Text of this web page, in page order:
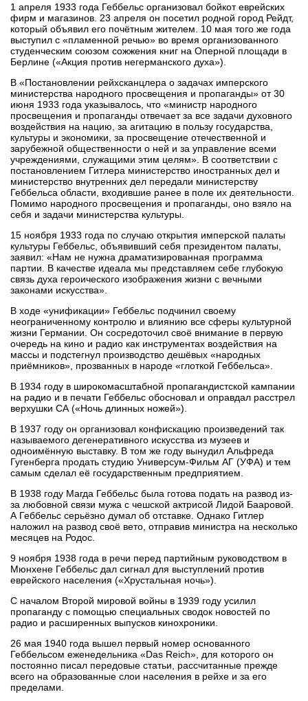
1 апреля 1933 года Геббельс организовал бойкот еврейских
фирм и магазинов. 23 апреля он посетил родной город Рейдт,
который объявил его почётным жителем. 10 мая того же года
выступил с «пламенной речью» во время организованного
студенческим союзом сожжения книг на Оперной площади в
Берлине («Акция против негерманского духа»).
В «Постановлении рейхсканцлера о задачах имперского
министерства народного просвещения и пропаганды» от 30
июня 1933 года указывалось, что «министр народного
просвещения и пропаганды отвечает за все задачи духовного
воздействия на нацию, за агитацию в пользу государства,
культуры и экономики, за просвещение отечественной и
зарубежной общественности о ней и за управление всеми
учреждениями, служащими этим целям». В соответствии с
постановлением Гитлера министерство иностранных дел и
министерство внутренних дел передали министерству
Геббельса области, входившие ранее в поле их деятельности.
Помимо народного просвещения и пропаганды, оно взяло на
себя и задачи министерства культуры.
15 ноября 1933 года по случаю открытия имперской палаты
культуры Геббельс, объявивший себя президентом палаты,
заявил: «Нам не нужна драматизированная программа
партии. В качестве идеала мы представляем себе глубокую
связь духа героического изображения жизни с вечными
законами искусства».
В ходе «унификации» Геббельс подчинил своему
неограниченному контролю и влиянию все сферы культурной
жизни Германии. Он сосредоточил своё внимание в первую
очередь на кино и радио как инструментах воздействия на
массы и подстегнул производство дешёвых «народных
приёмников», прозванных в народе «глоткой Геббельса».
В 1934 году в широкомасштабной пропагандистской кампании
на радио и в печати Геббельс обосновал и оправдал расстрел
верхушки СА («Ночь длинных ножей»).
В 1937 году он организовал конфискацию произведений так
называемого дегенеративного искусства из музеев и
одноимённую выставку. В том же году вынудил Альфреда
Гугенберга продать студию Универсум-Фильм АГ (УФА) и тем
самым сделал её государственным предприятием.
В 1938 году Магда Геббельс была готова подать на развод из-
за любовной связи мужа с чешской актрисой Лидой Бааровой.
А Геббельс серьёзно думал об отставке. Однако Гитлер
наложил на развод своё вето, отправив министра на несколько
месяцев на Родос.
9 ноября 1938 года в речи перед партийным руководством в
Мюнхене Геббельс дал сигнал для выступлений против
еврейского населения («Хрустальная ночь»).
С началом Второй мировой войны в 1939 году усилил
пропаганду с помощью специальных сводок новостей по
радио и расширенных выпусков кинохроники.
26 мая 1940 года вышел первый номер основанного
Геббельсом еженедельника «Das Reich», для которого он
постоянно писал передовые статьи, рассчитанные прежде
всего на образованные слои населения в рейхе и за его
пределами.